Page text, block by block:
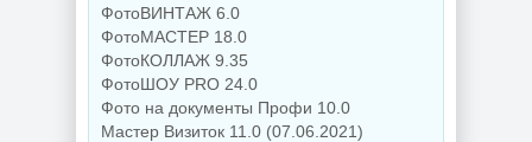
ФотоВИНТАЖ 6.0
ФотоМАСТЕР 18.0
ФотоКОЛЛАЖ 9.35
ФотоШОУ PRO 24.0
Фото на документы Профи 10.0
Мастер Визиток 11.0 (07.06.2021)